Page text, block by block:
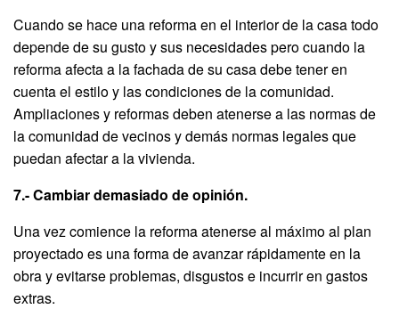
Cuando se hace una reforma en el interior de la casa todo
depende de su gusto y sus necesidades pero cuando la
reforma afecta a la fachada de su casa debe tener en
cuenta el estilo y las condiciones de la comunidad.
Ampliaciones y reformas deben atenerse a las normas de
la comunidad de vecinos y demás normas legales que
puedan afectar a la vivienda.
7.- Cambiar demasiado de opinión.
Una vez comience la reforma atenerse al máximo al plan
proyectado es una forma de avanzar rápidamente en la
obra y evitarse problemas, disgustos e incurrir en gastos
extras.